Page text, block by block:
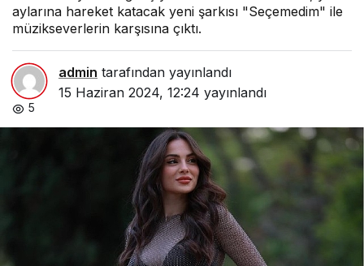
aylarına hareket katacak yeni şarkısı "Seçemedim" ile
müzikseverlerin karşısına çıktı.
admin tarafından yayınlandı
15 Haziran 2024, 12:24 yayınlandı
5